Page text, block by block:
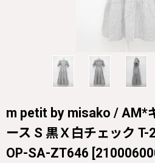
m petit by misako / AM*
ース S 黒Ｘ白チェック
OP-SA-ZT646 [